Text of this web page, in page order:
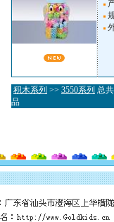
积木系列 >> 3550系列 总
品